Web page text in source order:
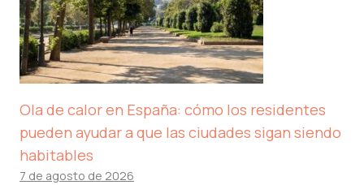
Ola de calor en España: cómo los residentes
pueden ayudar a que las ciudades sigan siendo
habitables
7 de agosto de 2026